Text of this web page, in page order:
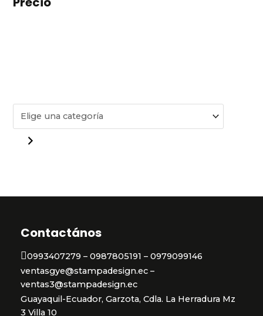
Contactános
0993407279 – 0987805191 – 0979099146
ventasgye@stampadesign.ec –
ventas3@stampadesign.ec
Guayaquil-Ecuador, Garzota, Cdla. La Herradura Mz
3 Villa 10